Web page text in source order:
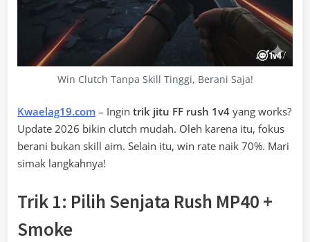
Win Clutch Tanpa Skill Tinggi, Berani Saja!
Kwaelag19.com – Ingin trik jitu FF rush 1v4 yang works?
Update 2026 bikin clutch mudah. Oleh karena itu, fokus
berani bukan skill aim. Selain itu, win rate naik 70%. Mari
simak langkahnya!
Trik 1: Pilih Senjata Rush MP40 +
Smoke